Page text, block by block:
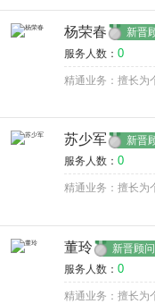
杨荣春 新晋
服务人数： 0
精通业务：擅长为
苏少军 新晋
服务人数： 0
精通业务：擅长为
董玲 新晋顾问
服务人数： 0
精通业务：擅长为